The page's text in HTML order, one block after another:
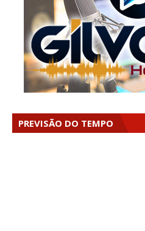
PREVISÃO DO TEMPO